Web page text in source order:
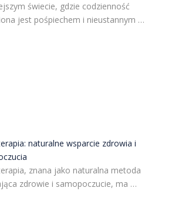
świecie, gdzie codzienność
jest pośpiechem i nieustannym …
naturalne wsparcie zdrowia i
znana jako naturalna metoda
zdrowie i samopoczucie, ma …